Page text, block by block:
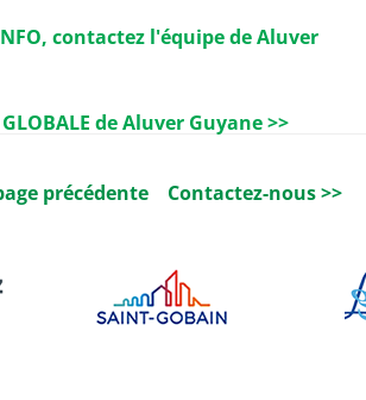
contactez l'équipe de Aluver
de Aluver Guyane >>
précédente Contactez-nous >>